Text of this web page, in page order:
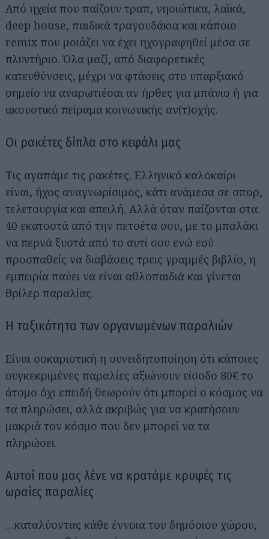
Από ηχεία που παίζουν τραπ, νησιώτικα, λαϊκά,
deep house, παιδικά τραγουδάκια και κάποιο
remix που μοιάζει να έχει ηχογραφηθεί μέσα σε
πλυντήριο. Όλα μαζί, από διαφορετικές
κατευθύνσεις, μέχρι να φτάσεις στο υπαρξιακό
σημείο να αναρωτιέσαι αν ήρθες για μπάνιο ή για
ακουστικό πείραμα κοινωνικής αν(τ)οχής.
Οι ρακέτες δίπλα στο κεφάλι μας
Τις αγαπάμε τις ρακέτες. Ελληνικό καλοκαίρι
είναι, ήχος αναγνωρίσιμος, κάτι ανάμεσα σε σπορ,
τελετουργία και απειλή. Αλλά όταν παίζονται στα
40 εκατοστά από την πετσέτα σου, με το μπαλάκι
να περνά ξυστά από το αυτί σου ενώ εσύ
προσπαθείς να διαβάσεις τρεις γραμμές βιβλίο, η
εμπειρία παύει να είναι αθλοπαιδιά και γίνεται
θρίλερ παραλίας.
Η ταξικότητα των οργανωμένων παραλιών
Είναι σοκαριστική η συνειδητοποίηση ότι κάποιες
συγκεκριμένες παραλίες αξιώνουν είσοδο 80€ το
άτομο όχι επειδή θεωρούν ότι μπορεί ο κόσμος να
τα πληρώσει, αλλά ακριβώς για να κρατήσουν
μακριά τον κόσμο που δεν μπορεί να τα
πληρώσει.
Αυτοί που μας λένε να κρατάμε κρυφές τις
ωραίες παραλίες
…καταλύοντας κάθε έννοια του δημόσιου χώρου,